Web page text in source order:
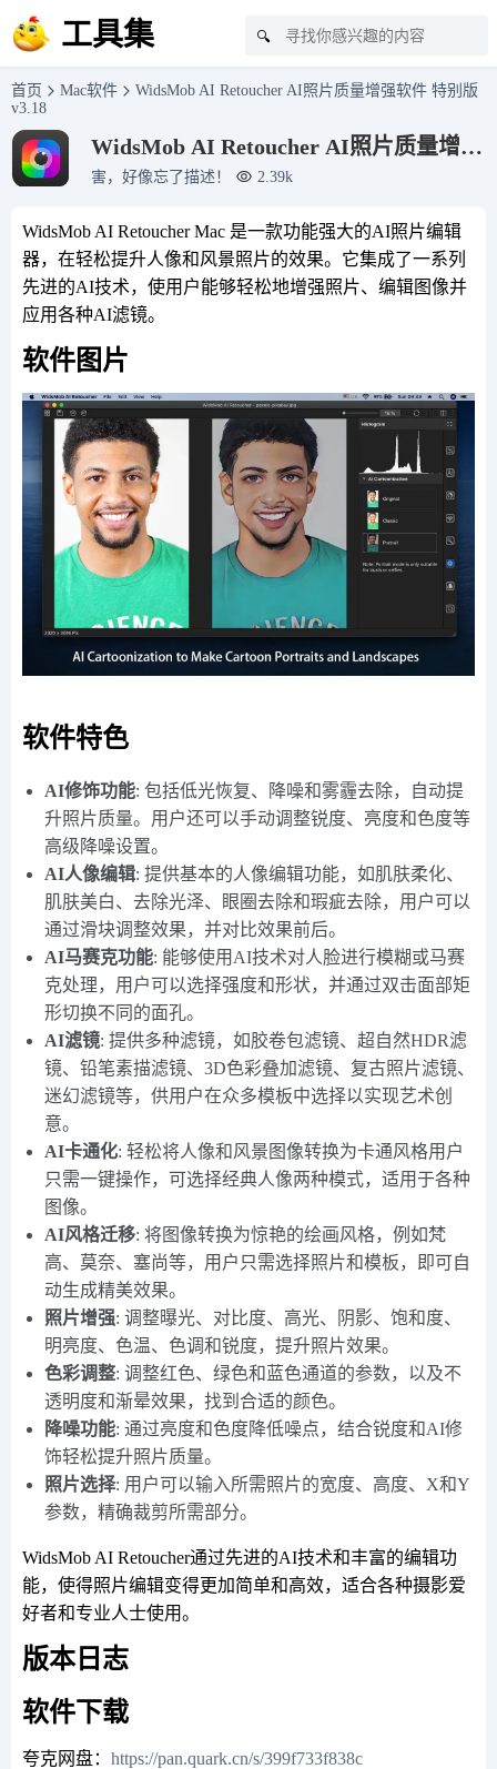
工具集 🔍
首页 Mac软件
WidsMob AI Retoucher AI照片质量增强软件 特别版
v3.18
WidsMob AI Retoucher AI照片质量增强
软件 特别版 v3.18
害，好像忘了描述！ 2.39k
WidsMob AI Retoucher Mac 是一款功能强大的AI照片编辑
器，在轻松提升人像和风景照片的效果。它集成了一系列
先进的AI技术，使用户能够轻松地增强照片、编辑图像并
应用各种AI滤镜。
软件图片
软件特色
AI修饰功能: 包括低光恢复、降噪和雾霾去除，自动提
升照片质量。用户还可以手动调整锐度、亮度和色度等
高级降噪设置。
AI人像编辑: 提供基本的人像编辑功能，如肌肤柔化、
肌肤美白、去除光泽、眼圈去除和瑕疵去除，用户可以
通过滑块调整效果，并对比效果前后。
AI马赛克功能: 能够使用AI技术对人脸进行模糊或马赛
克处理，用户可以选择强度和形状，并通过双击面部矩
形切换不同的面孔。
AI滤镜: 提供多种滤镜，如胶卷包滤镜、超自然HDR滤
镜、铅笔素描滤镜、3D色彩叠加滤镜、复古照片滤镜、
迷幻滤镜等，供用户在众多模板中选择以实现艺术创
意。
AI卡通化: 轻松将人像和风景图像转换为卡通风格用户
只需一键操作，可选择经典人像两种模式，适用于各种
图像。
AI风格迁移: 将图像转换为惊艳的绘画风格，例如梵
高、莫奈、塞尚等，用户只需选择照片和模板，即可自
动生成精美效果。
照片增强: 调整曝光、对比度、高光、阴影、饱和度、
明亮度、色温、色调和锐度，提升照片效果。
色彩调整: 调整红色、绿色和蓝色通道的参数，以及不
透明度和渐晕效果，找到合适的颜色。
降噪功能: 通过亮度和色度降低噪点，结合锐度和AI修
饰轻松提升照片质量。
照片选择: 用户可以输入所需照片的宽度、高度、X和Y
参数，精确裁剪所需部分。
WidsMob AI Retoucher通过先进的AI技术和丰富的编辑功
能，使得照片编辑变得更加简单和高效，适合各种摄影爱
好者和专业人士使用。
版本日志
软件下载
夸克网盘： https://pan.quark.cn/s/399f733f838c